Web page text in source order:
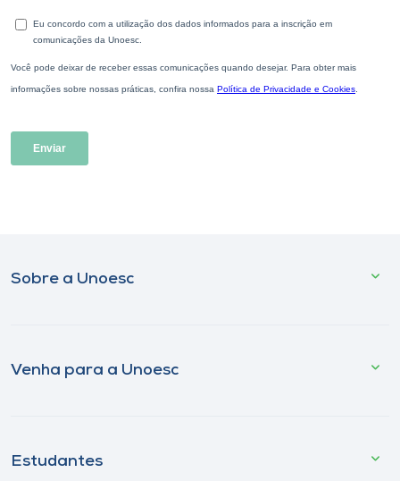
Sobre a Unoesc
Venha para a Unoesc
Estudantes